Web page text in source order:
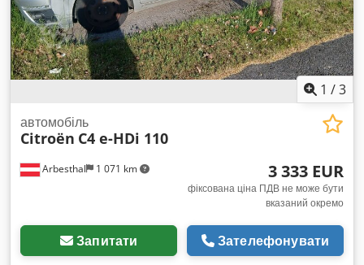
1 /3
Arbesthal 1 071 km
автомобіль
Citroën C4 e-HDi 110
3 333 EUR
фіксована ціна ПДВ не може бути
вказаний окремо
Запитати Зателефонувати